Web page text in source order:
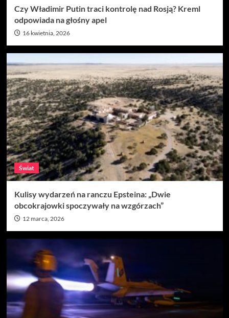
Czy Władimir Putin traci kontrolę nad Rosją? Kreml
odpowiada na głośny apel
16 kwietnia, 2026
Świat
Kulisy wydarzeń na ranczu Epsteina: „Dwie
obcokrajowki spoczywały na wzgórzach”
12 marca, 2026